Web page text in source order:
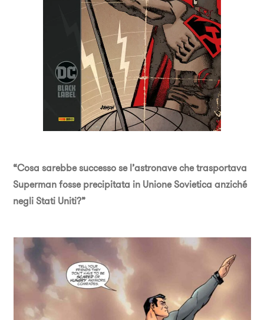
“Cosa sarebbe successo se l’astronave che trasportava
Superman fosse precipitata in Unione Sovietica anziché
negli Stati Uniti?”